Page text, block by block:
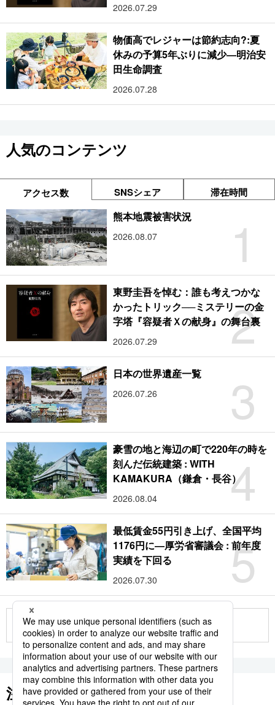
2026.07.29
物価高でレジャーは節約志向?:夏
休みの予算5年ぶりに減少―明治安
田生命調査
2026.07.28
人気のコンテンツ
アクセス数 SNSシェア 滞在時間
1
熊本地震被害状況
2026.08.07
2
東野圭吾を悼む：誰も考えつかな
かったトリック──ミステリーの金
字塔『容疑者Ｘの献身』の舞台裏
2026.07.29
3
日本の世界遺産一覧
2026.07.26
4
豪雪の地と海辺の町で220年の時を
刻んだ伝統建築 : WITH
KAMAKURA（鎌倉・長谷）
2026.08.04
5
最低賃金55円引き上げ、全国平均
1176円に―厚労省審議会 : 前年度
実績を下回る
2026.07.30
もっと見る
注目のキーワード